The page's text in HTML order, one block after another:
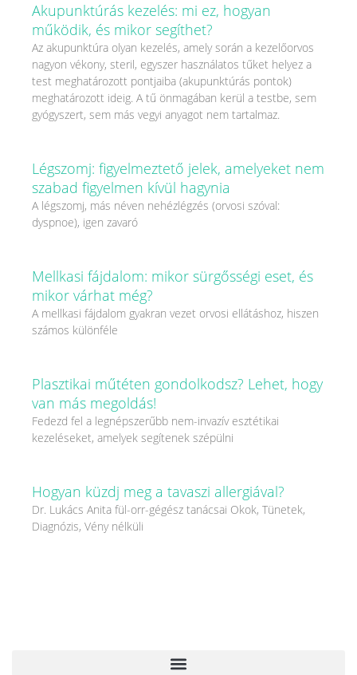
Akupunktúrás kezelés: mi ez, hogyan
működik, és mikor segíthet?
Az akupunktúra olyan kezelés, amely során a kezelőorvos
nagyon vékony, steril, egyszer használatos tűket helyez a
test meghatározott pontjaiba (akupunktúrás pontok)
meghatározott ideig. A tű önmagában kerül a testbe, sem
gyógyszert, sem más vegyi anyagot nem tartalmaz.
Légszomj: figyelmeztető jelek, amelyeket nem
szabad figyelmen kívül hagynia
A légszomj, más néven nehézlégzés (orvosi szóval:
dyspnoe), igen zavaró
Mellkasi fájdalom: mikor sürgősségi eset, és
mikor várhat még?
A mellkasi fájdalom gyakran vezet orvosi ellátáshoz, hiszen
számos különféle
Plasztikai műtéten gondolkodsz? Lehet, hogy
van más megoldás!
Fedezd fel a legnépszerűbb nem-invazív esztétikai
kezeléseket, amelyek segítenek szépülni
Hogyan küzdj meg a tavaszi allergiával?
Dr. Lukács Anita fül-orr-gégész tanácsai Okok, Tünetek,
Diagnózis, Vény nélküli